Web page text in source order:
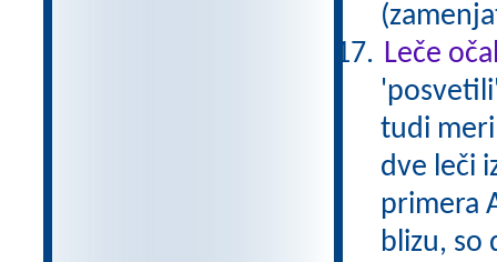
Leče
tudi
dve leči
primera
blizu, so